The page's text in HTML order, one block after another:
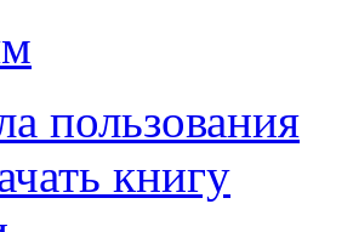
пользования
книгу